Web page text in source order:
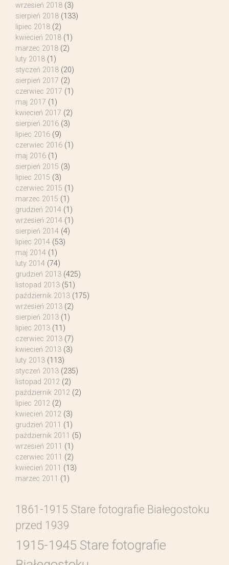
wrzesień 2018 (3)
sierpień 2018 (133)
lipiec 2018 (2)
kwiecień 2018 (1)
marzec 2018 (2)
luty 2018 (1)
styczeń 2018 (20)
sierpień 2017 (2)
czerwiec 2017 (1)
maj 2017 (1)
kwiecień 2017 (2)
sierpień 2016 (3)
lipiec 2016 (9)
czerwiec 2016 (1)
maj 2016 (1)
sierpień 2015 (3)
lipiec 2015 (3)
czerwiec 2015 (1)
marzec 2015 (1)
grudzień 2014 (1)
wrzesień 2014 (1)
sierpień 2014 (4)
lipiec 2014 (53)
maj 2014 (1)
luty 2014 (74)
grudzień 2013 (425)
listopad 2013 (51)
październik 2013 (175)
wrzesień 2013 (2)
sierpień 2013 (1)
lipiec 2013 (11)
czerwiec 2013 (7)
kwiecień 2013 (3)
luty 2013 (113)
styczeń 2013 (235)
listopad 2012 (2)
październik 2012 (2)
lipiec 2012 (2)
kwiecień 2012 (3)
grudzień 2011 (1)
październik 2011 (5)
wrzesień 2011 (1)
czerwiec 2011 (2)
kwiecień 2011 (13)
marzec 2011 (1)
1861-1915 Stare fotografie Białegostoku
przed 1939
1915-1945 Stare fotografie